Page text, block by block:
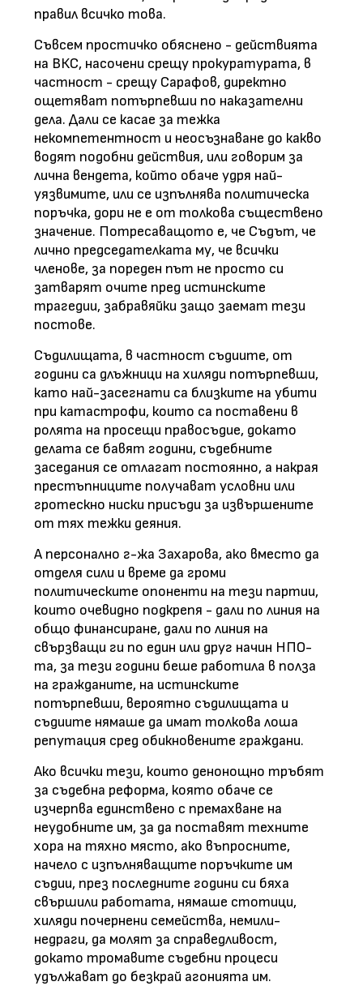
правил всичко това.
Съвсем простичко обяснено - действията
на ВКС, насочени срещу прокуратурата, в
частност - срещу Сарафов, директно
ощетяват потърпевши по наказателни
дела. Дали се касае за тежка
некомпетентност и неосъзнаване до какво
водят подобни действия, или говорим за
лична вендета, който обаче удря най-
уязвимите, или се изпълнява политическа
поръчка, дори не е от толкова съществено
значение. Потресаващото е, че Съдът, че
лично председателката му, че всички
членове, за пореден път не просто си
затварят очите пред истинските
трагедии, забравяйки защо заемат тези
постове.
Съдилищата, в частност съдиите, от
години са длъжници на хиляди потърпевши,
като най-засегнати са близките на убити
при катастрофи, които са поставени в
ролята на просещи правосъдие, докато
делата се бавят години, съдебните
заседания се отлагат постоянно, а накрая
престъпниците получават условни или
гротескно ниски присъди за извършените
от тях тежки деяния.
А персонално г-жа Захарова, ако вместо да
отделя сили и време да громи
политическите опоненти на тези партии,
които очевидно подкрепя - дали по линия на
общо финансиране, дали по линия на
свързващи ги по един или друг начин НПО-
та, за тези години беше работила в полза
на гражданите, на истинските
потърпевши, вероятно съдилищата и
съдиите нямаше да имат толкова лоша
репутация сред обикновените граждани.
Ако всички тези, които денонощно тръбят
за съдебна реформа, която обаче се
изчерпва единствено с премахване на
неудобните им, за да поставят техните
хора на тяхно място, ако въпросните,
начело с изпълняващите поръчките им
съдии, през последните години си бяха
свършили работата, нямаше стотици,
хиляди почернени семейства, немили-
недраги, да молят за справедливост,
докато тромавите съдебни процеси
удължават до безкрай агонията им.